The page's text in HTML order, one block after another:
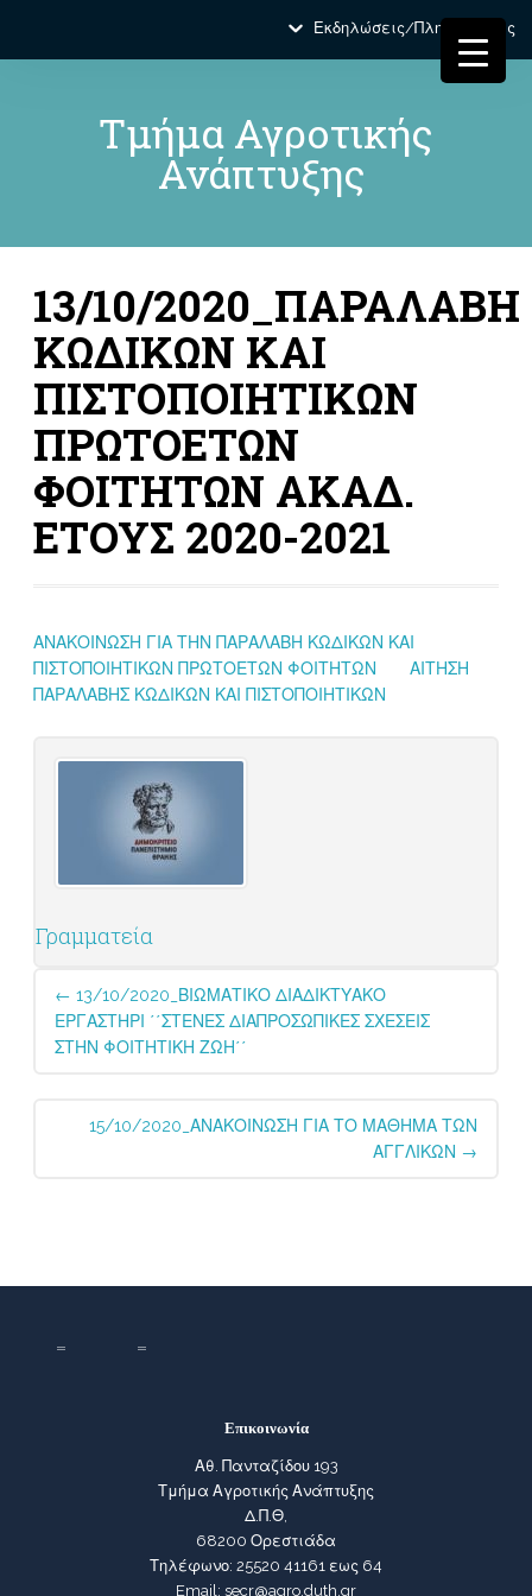
Εκδηλώσεις/Πληροφορίες
Τμήμα Αγροτικής
Ανάπτυξης
13/10/2020_ΠΑΡΑΛΑΒΗ
ΚΩΔΙΚΩΝ ΚΑΙ
ΠΙΣΤΟΠΟΙΗΤΙΚΩΝ
ΠΡΩΤΟΕΤΩΝ
ΦΟΙΤΗΤΩΝ ΑΚΑΔ.
ΕΤΟΥΣ 2020-2021
ΑΝΑΚΟΙΝΩΣΗ ΓΙΑ ΤΗΝ ΠΑΡΑΛΑΒΗ ΚΩΔΙΚΩΝ ΚΑΙ
ΠΙΣΤΟΠΟΙΗΤΙΚΩΝ ΠΡΩΤΟΕΤΩΝ ΦΟΙΤΗΤΩΝ
ΑΙΤΗΣΗ
ΠΑΡΑΛΑΒΗΣ ΚΩΔΙΚΩΝ ΚΑΙ ΠΙΣΤΟΠΟΙΗΤΙΚΩΝ
Γραμματεία
Post
navigation
← 13/10/2020_ΒΙΩΜΑΤΙΚΟ ΔΙΑΔΙΚΤΥΑΚΟ
ΕΡΓΑΣΤΗΡΙ ΄΄ΣΤΕΝΕΣ ΔΙΑΠΡΟΣΩΠΙΚΕΣ ΣΧΕΣΕΙΣ
ΣΤΗΝ ΦΟΙΤΗΤΙΚΗ ΖΩΗ΄΄
15/10/2020_ΑΝΑΚΟΙΝΩΣΗ ΓΙΑ ΤΟ ΜΑΘΗΜΑ ΤΩΝ
ΑΓΓΛΙΚΩΝ →
Επικοινωνία
Αθ. Πανταζίδου 193
Τμήμα Αγροτικής Ανάπτυξης
Δ.Π.Θ,
68200 Ορεστιάδα
Τηλέφωνο: 25520 41161 εως 64
Email: secr@agro.duth.gr